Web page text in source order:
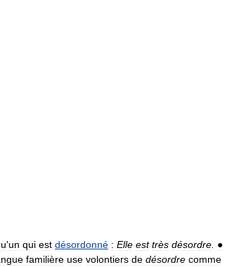
'un qui est désordonné : Elle est très désordre ●
familière use volontiers de désordre comme